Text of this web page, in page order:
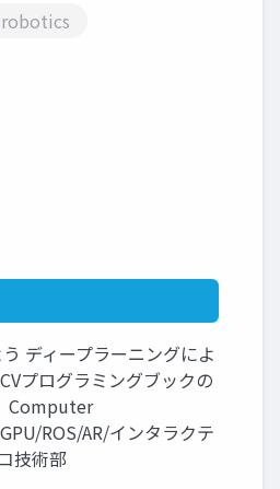
ディープラーニングによ
プログラミングブックの
Computer
ROS/AR/インタラクテ
技術部